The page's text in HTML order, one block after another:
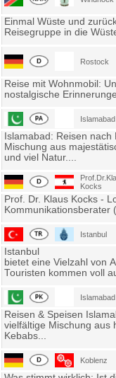
Einmal Wüste und
Reisegruppe in die
Rostock
Reise mit Wohnmobil:
nostalgische
Islamabad
Islamabad: Reisen
Mischung aus
und viel Natur....
Kocks
Prof. Dr. Klaus Kocks -
Kommunikationsberater
Istanbul
Istanbul
bietet eine Vielzahl von
Touristen kommen voll
Islamabad
Reisen & Speisen
vielfältige Mischung aus
Kebabs...
Koblenz